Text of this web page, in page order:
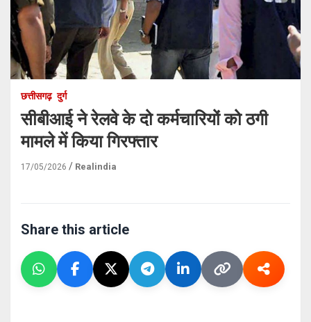
छत्तीसगढ़ दुर्ग
सीबीआई ने रेलवे के दो कर्मचारियों को ठगी
मामले में किया गिरफ्तार
17/05/2026 Realindia
Share this article